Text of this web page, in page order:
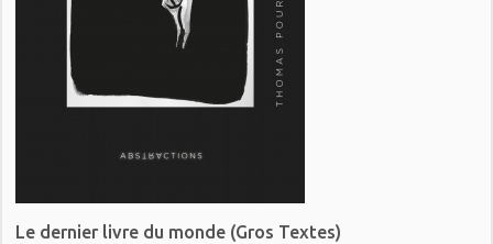
Le dernier livre du monde (Gros Textes)